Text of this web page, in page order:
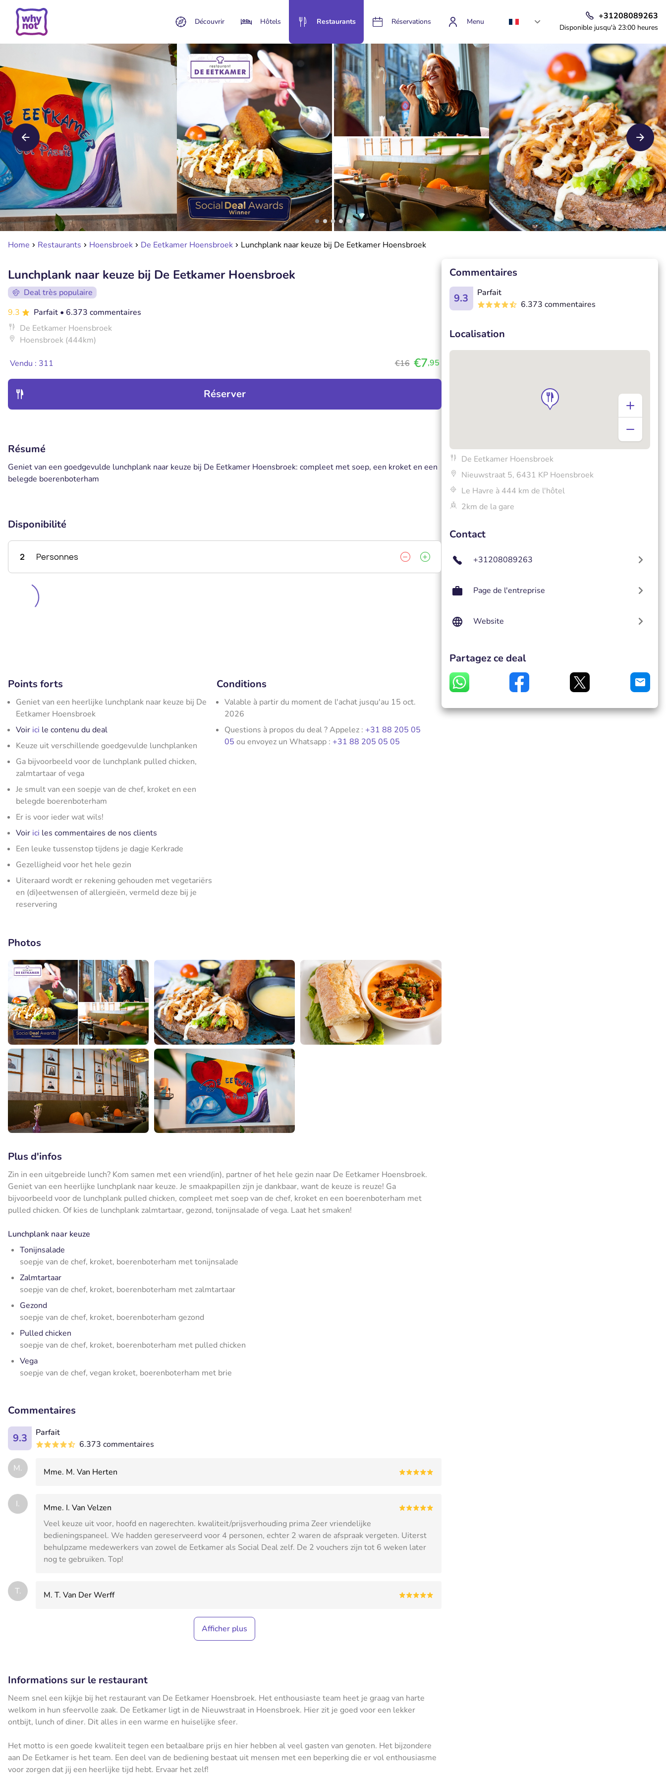
Découvrir Hôtels Restaurants Réservations Menu
+31208089263
Disponible jusqu'à 23:00 heures
Home Restaurants Hoensbroek De Eetkamer Hoensbroek Lunchplank naar keuze bij De Eetkamer Hoensbroek
Lunchplank naar keuze bij De Eetkamer Hoensbroek
Deal très populaire
9.3
Parfait • 6.373 commentaires
De Eetkamer Hoensbroek
Hoensbroek (444km)
Vendu : 311 €16 €7,95
Réserver
Résumé
Geniet van een goedgevulde lunchplank naar keuze bij De Eetkamer Hoensbroek: compleet met soep, een kroket en een
belegde boerenboterham
Disponibilité
2 Personnes
Points forts
Geniet van een heerlijke lunchplank naar keuze bij De
Eetkamer Hoensbroek
Voir ici le contenu du deal
Keuze uit verschillende goedgevulde lunchplanken
Ga bijvoorbeeld voor de lunchplank pulled chicken,
zalmtartaar of vega
Je smult van een soepje van de chef, kroket en een
belegde boerenboterham
Er is voor ieder wat wils!
Voir ici les commentaires de nos clients
Een leuke tussenstop tijdens je dagje Kerkrade
Gezelligheid voor het hele gezin
Uiteraard wordt er rekening gehouden met vegetariërs
en (di)eetwensen of allergieën, vermeld deze bij je
reservering
Conditions
Valable à partir du moment de l'achat jusqu'au 15 oct.
2026
Questions à propos du deal ? Appelez : +31 88 205 05
05 ou envoyez un Whatsapp : +31 88 205 05 05
Photos
Plus d'infos
Zin in een uitgebreide lunch? Kom samen met een vriend(in), partner of het hele gezin naar De Eetkamer Hoensbroek.
Geniet van een heerlijke lunchplank naar keuze. Je smaakpapillen zijn je dankbaar, want de keuze is reuze! Ga
bijvoorbeeld voor de lunchplank pulled chicken, compleet met soep van de chef, kroket en een boerenboterham met
pulled chicken. Of kies de lunchplank zalmtartaar, gezond, tonijnsalade of vega. Laat het smaken!
Lunchplank naar keuze
Tonijnsalade
soepje van de chef, kroket, boerenboterham met tonijnsalade
Zalmtartaar
soepje van de chef, kroket, boerenboterham met zalmtartaar
Gezond
soepje van de chef, kroket, boerenboterham gezond
Pulled chicken
soepje van de chef, kroket, boerenboterham met pulled chicken
Vega
soepje van de chef, vegan kroket, boerenboterham met brie
Commentaires
9.3
Parfait
6.373 commentaires
M. Mme. M. Van Herten
I.
Mme. I. Van Velzen
Veel keuze uit voor, hoofd en nagerechten. kwaliteit/prijsverhouding prima Zeer vriendelijke
bedieningspaneel. We hadden gereserveerd voor 4 personen, echter 2 waren de afspraak vergeten. Uiterst
behulpzame medewerkers van zowel de Eetkamer als Social Deal zelf. De 2 vouchers zijn tot 6 weken later
nog te gebruiken. Top!
T. M. T. Van Der Werff
Afficher plus
Informations sur le restaurant
Neem snel een kijkje bij het restaurant van De Eetkamer Hoensbroek. Het enthousiaste team heet je graag van harte
welkom in hun sfeervolle zaak. De Eetkamer ligt in de Nieuwstraat in Hoensbroek. Hier zit je goed voor een lekker
ontbijt, lunch of diner. Dit alles in een warme en huiselijke sfeer.
Het motto is een goede kwaliteit tegen een betaalbare prijs en hier hebben al veel gasten van genoten. Het bijzondere
aan De Eetkamer is het team. Een deel van de bediening bestaat uit mensen met een beperking die er vol enthousiasme
voor zorgen dat jij een heerlijke tijd hebt. Ervaar het zelf!
Commentaires
9.3
Parfait
6.373 commentaires
Localisation
De Eetkamer Hoensbroek
Nieuwstraat 5, 6431 KP Hoensbroek
Le Havre à 444 km de l'hôtel
2km de la gare
Contact
+31208089263
Page de l'entreprise
Website
Partagez ce deal